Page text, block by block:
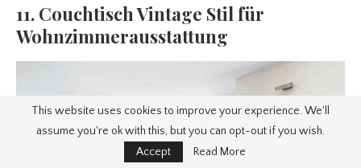
11. Couchtisch Vintage Stil für
Wohnzimmerausstattung
This website uses cookies to improve your experience. We'll
assume you're ok with this, but you can opt-out if you wish.
Accept
Read More